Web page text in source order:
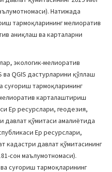
Натижада
тармоқларининг мелиоратив
аниқлаш ва карталарни
экологик-мелиоратив
ва QGIS дастурларини қўллаш
суғориш тармоқларининг
карталаштириш
Ер ресурслари, геодезия,
давлат қўмитаси амалиётида
Ер ресурслари,
кадастри давлат қўмитасининг
сон маълумотномаси).
суғориш тармоқларининг